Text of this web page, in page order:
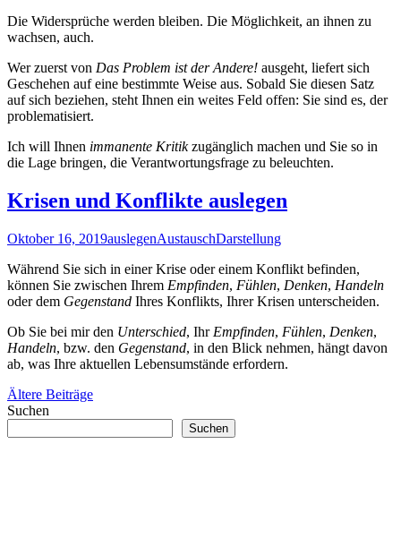
Die Widersprüche werden bleiben. Die Möglichkeit, an ihnen zu
wachsen, auch.
Wer zuerst von Das Problem ist der Andere! ausgeht, liefert sich
Geschehen auf eine bestimmte Weise aus. Sobald Sie diesen Satz
auf sich beziehen, steht Ihnen ein weites Feld offen: Sie sind es, der
problematisiert.
Ich will Ihnen immanente Kritikzugänglich machen und Sie so in
die Lage bringen, die Verantwortungsfrage zu beleuchten.
Krisen und Konflikte auslegen
Oktober 16, 2019auslegenAustauschDarstellung
Während Sie sich in einer Krise oder einem Konflikt befinden,
können Sie zwischen Ihrem Empfinden, Fühlen, Denken, Handeln
oder dem Gegenstand Ihres Konflikts, Ihrer Krisen unterscheiden.
Ob Sie bei mir den Unterschied, Ihr Empfinden, Fühlen, Denken,
Handeln, bzw. den Gegenstand, in den Blick nehmen, hängt davon
ab, was Ihre aktuellen Lebensumstände erfordern.
Beitragsnavigation
Ältere Beiträge
Suchen
Suchen